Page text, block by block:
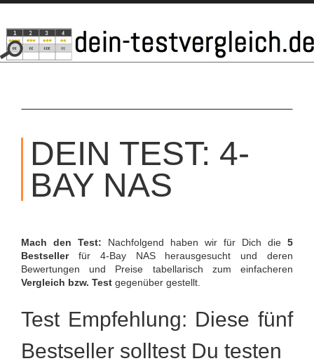
SKIP
CONTENT
DEIN TEST: 4-
BAY NAS
Mach den Test: Nachfolgend haben wir für Dich die 5
Bestsellerfür 4-Bay NAS herausgesucht und deren
Bewertungen und Preise tabellarisch zum einfacheren
Vergleich bzw. Test gegenüber gestellt.
Test Empfehlung: Diese fünf
Bestseller solltest Du testen